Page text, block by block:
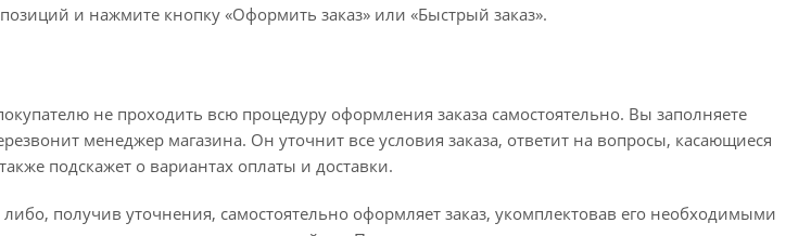
и нажмите кнопку «Оформить заказ» или «Быстрый заказ».
не проходить всю процедуру оформления заказа самостоятельно. Вы заполняете
менеджер магазина. Он уточнит все условия заказа, ответит на вопросы, касающиеся
подскажет о вариантах оплаты и доставки.
либо, получив уточнения, самостоятельно оформляет заказ, укомплектовав его необходимыми